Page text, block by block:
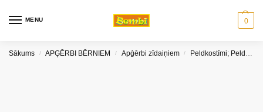
MENU 0
Sākums / APĢĒRBI BĒRNIEM / Apģērbi zīdaiņiem / Peldkostīmi; Peldbikses